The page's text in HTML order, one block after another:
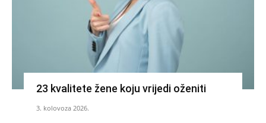
23 kvalitete žene koju vrijedi oženiti
3. kolovoza 2026.